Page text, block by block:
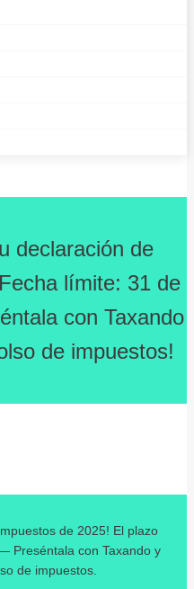
declaración de
límite: 31 de
con Taxando
de impuestos!
de 2025! El plazo
Preséntala con Taxando y
de impuestos.